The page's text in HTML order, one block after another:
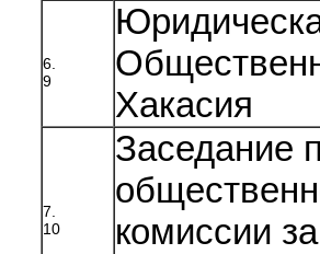
6.
9
Хакасия
7.
10
Заседание
комиссии